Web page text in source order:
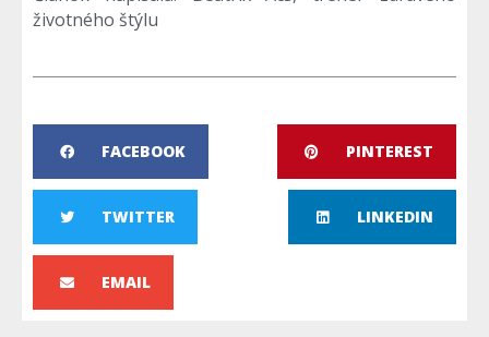
životného štýlu
FACEBOOK PINTEREST
TWITTER LINKEDIN
EMAIL